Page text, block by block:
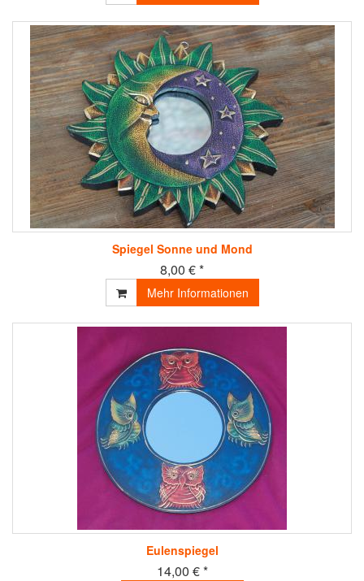
Spiegel Sonne und Mond
8,00 € *
Mehr Informationen
Eulenspiegel
14,00 € *